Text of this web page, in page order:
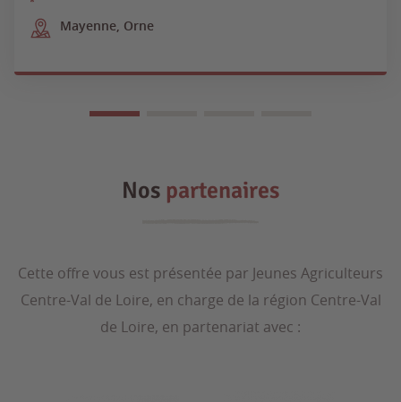
Mayenne, Orne
Nos partenaires
Cette offre vous est présentée par Jeunes Agriculteurs
Centre-Val de Loire, en charge de la région Centre-Val
de Loire, en partenariat avec :